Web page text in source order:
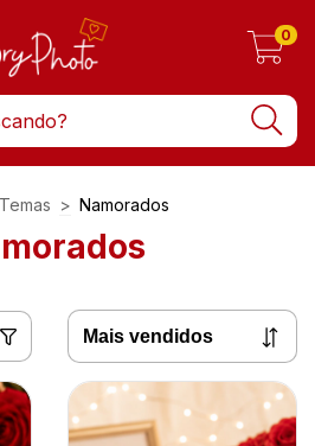
0
Temas > Namorados